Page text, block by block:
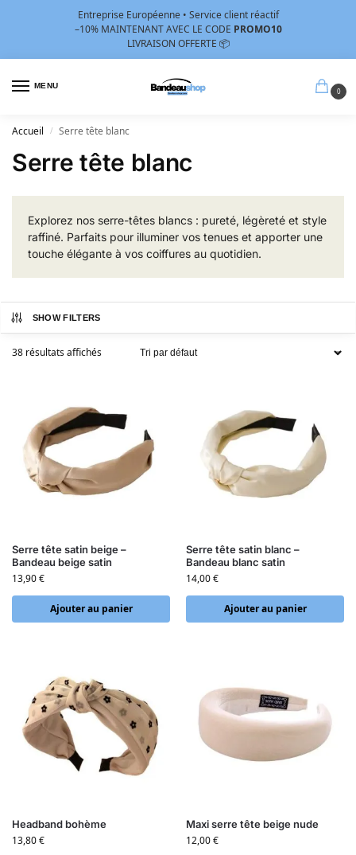
Entreprise Européenne • Service client réactif
–10% MAINTENANT AVEC LE CODE PROMO10
LIVRAISON OFFERTE 📦
MENU
0
Accueil / Serre tête blanc
Serre tête blanc
Explorez nos serre-têtes blancs : pureté, légèreté et style
raffiné. Parfaits pour illuminer vos tenues et apporter une
touche élégante à vos coiffures au quotidien.
SHOW FILTERS
38 résultats affichés
Serre tête satin beige –
Bandeau beige satin
13,90€
Ajouter au panier
Serre tête satin blanc –
Bandeau blanc satin
14,00€
Ajouter au panier
Headband bohème
13,80€
Maxi serre tête beige nude
12,00€